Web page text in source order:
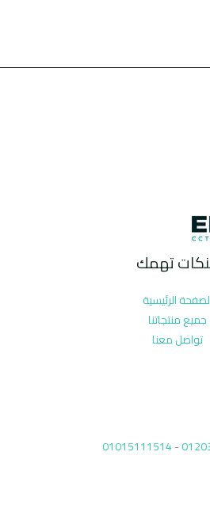
تهمك
الرئيسية
جميع منتجاتنا
تواصل معنا
-
01015111514